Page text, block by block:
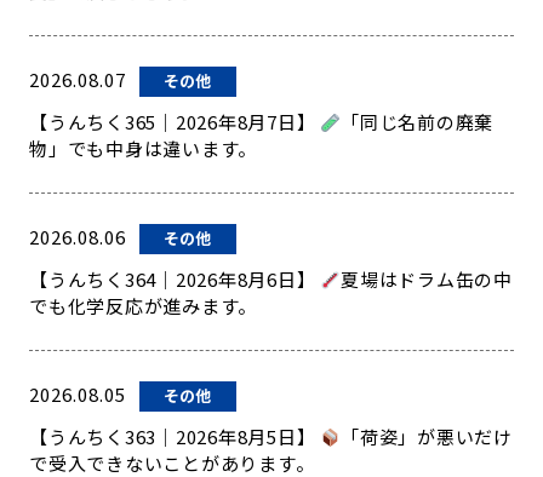
2026.08.07 その他
【うんちく365｜2026年8月7日】
「同じ名前の廃棄
物」でも中身は違います。
2026.08.06 その他
【うんちく364｜2026年8月6日】
夏場はドラム缶の中
でも化学反応が進みます。
2026.08.05 その他
【うんちく363｜2026年8月5日】
「荷姿」が悪いだけ
で受入できないことがあります。